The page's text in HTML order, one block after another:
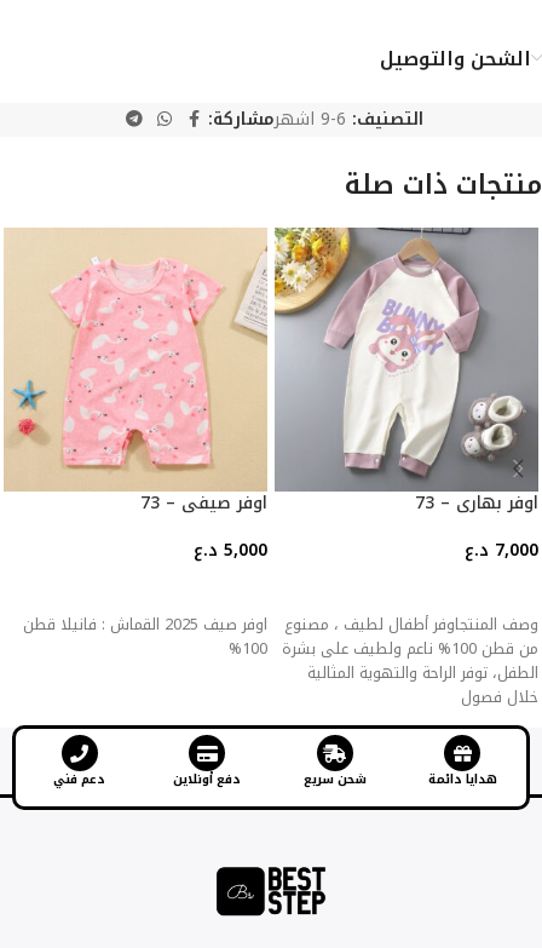
الشحن والتوصيل
التصنيف: 6-9 اشهر مشاركة:
منتجات ذات صلة
اوفر بهاري – 73
7,000 د.ع
وصف المنتجاوفر أطفال لطيف ، مصنوع
من قطن 100% ناعم ولطيف على بشرة
الطفل، توفر الراحة والتهوية المثالية
خلال فصول
اوفر صيفي – 73
5,000 د.ع
اوفر صيف 2025 القماش : فانيلا قطن
100%
هدايا دائمة شحن سريع دفع أونلاين دعم فني